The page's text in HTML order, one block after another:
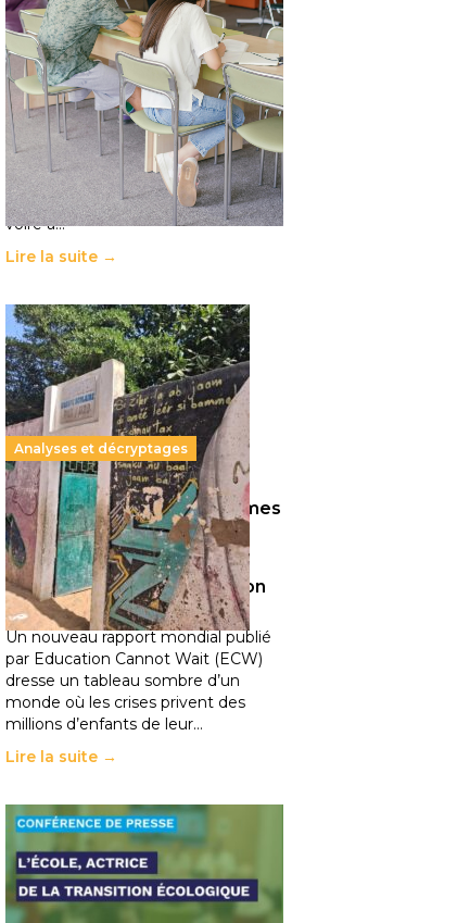
Supérieur privé : une dérive
qui met à mal la promesse
républicaine
11 juillet 2026- National
Le projet de loi sur la régulation de
l’enseignement supérieur privé met
en lumière l’amplification d’un
système qui relègue l’acte
pédagogique au superfétatoire,
voire à…
Lire la suite →
Analyses et décryptages
258 millions d’enfants victimes
de la guerre, des chocs
climatiques et des
déplacements de population
11 juillet 2026 -National
Un nouveau rapport mondial publié
par Education Cannot Wait (ECW)
dresse un tableau sombre d’un
monde où les crises privent des
millions d’enfants de leur…
Lire la suite →